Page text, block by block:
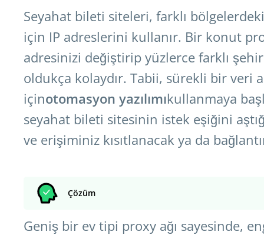
Seyahat bileti siteleri, farklı
için IP adreslerini kullanır. Bir konut
adresinizi değiştirip yüzlerce farklı
oldukça kolaydır. Tabii, sürekli bir veri
içinotomasyon yazılımıkullanmaya
seyahat bileti sitesinin istek eşiğini
ve erişiminiz kısıtlanacak ya da
Çözüm
Geniş bir ev tipi proxy ağı sayesinde,